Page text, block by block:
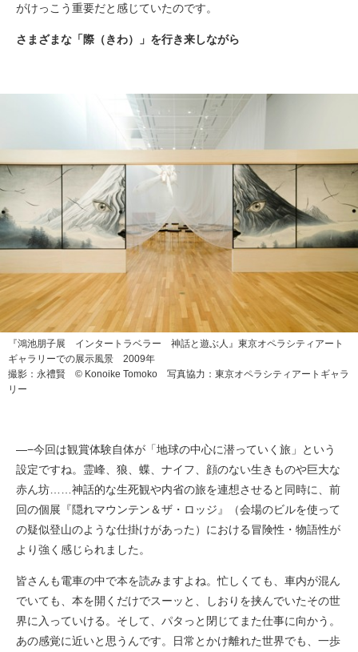
がけっこう重要だと感じていたのです。
さまざまな「際（きわ）」を行き来しながら
『鴻池朋子展 インタートラベラー 神話と遊ぶ人』東京オペラシティアート
ギャラリーでの展示風景 2009年
撮影：永禮賢 © Konoike Tomoko 写真協力：東京オペラシティアートギャラ
リー
—−今回は観賞体験自体が「地球の中心に潜っていく旅」という
設定ですね。霊峰、狼、蝶、ナイフ、顔のない生きものや巨大な
赤ん坊……神話的な生死観や内省の旅を連想させると同時に、前
回の個展『隠れマウンテン＆ザ・ロッジ』（会場のビルを使って
の疑似登山のような仕掛けがあった）における冒険性・物語性が
より強く感じられました。
皆さんも電車の中で本を読みますよね。忙しくても、車内が混ん
でいても、本を開くだけでスーッと、しおりを挟んでいたその世
界に入っていける。そして、パタっと閉じてまた仕事に向かう。
あの感覚に近いと思うんです。日常とかけ離れた世界でも、一歩